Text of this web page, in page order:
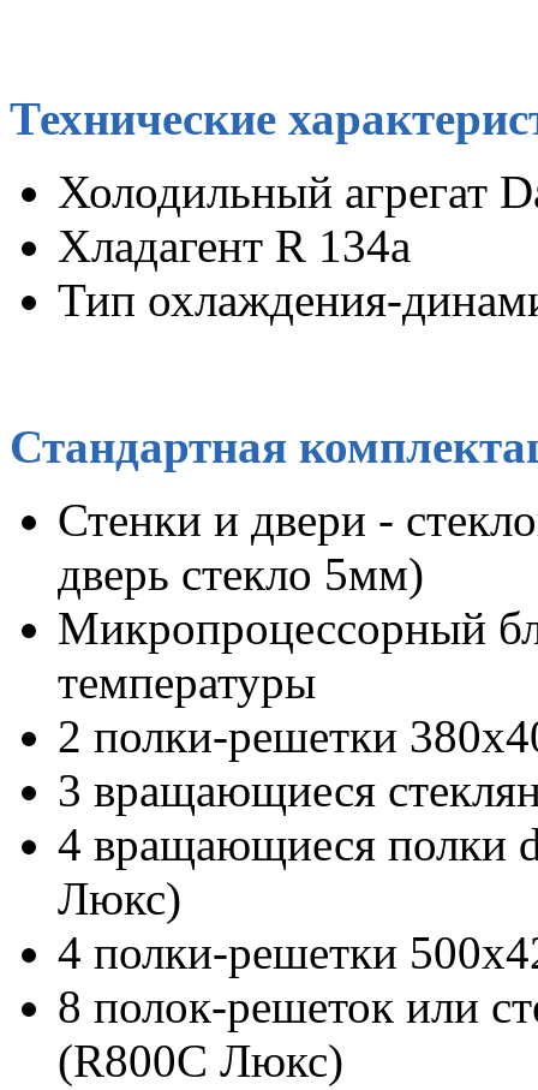
Технические
Холодильный агрегат
Хладагент R 134а
Тип охлаждения-
Стандартная
Стенки и двери -
дверь стекло 5мм)
Микропроцессорный
температуры
2 полки-решетки
3 вращающиеся
4 вращающиеся полки
Люкс)
4 полки-решетки
8 полок-решеток или
(R800C Люкс)